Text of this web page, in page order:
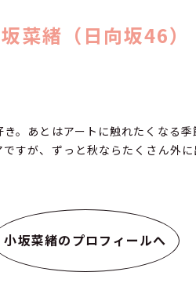
菜緒（日向坂46）
。あとはアートに触れたくなる
すが、ずっと秋ならたくさん外に
小坂菜緒のプロフィールへ